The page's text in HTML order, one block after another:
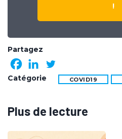
!
Partagez
Catégorie COVID19
Plus de lecture